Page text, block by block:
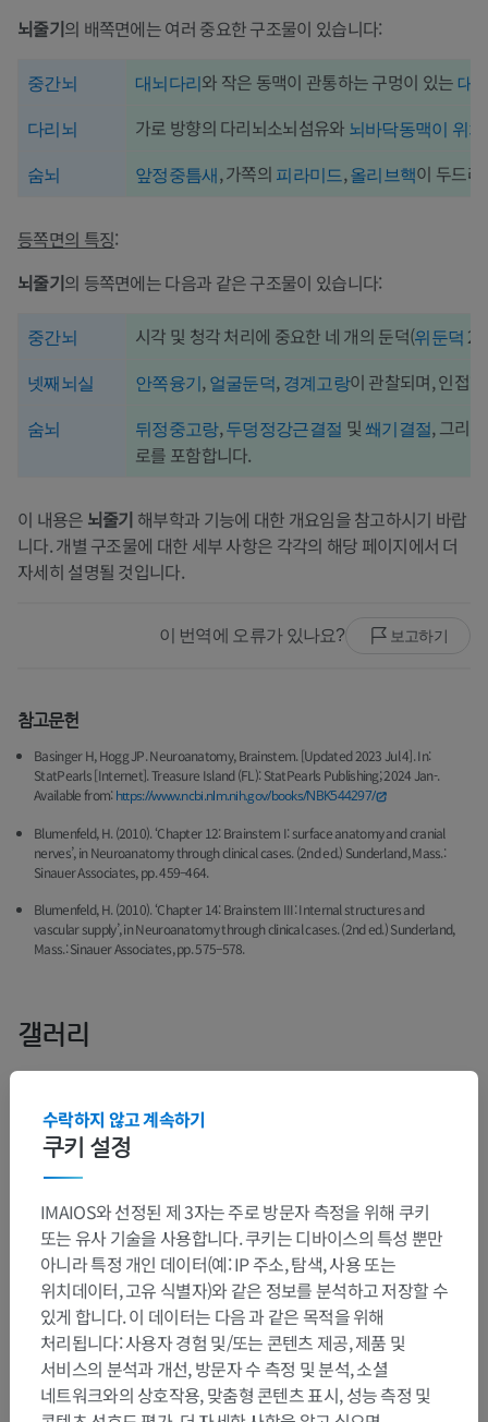
뇌줄기의 배쪽면에는 여러 중요한 구조물이 있습니다:
중간뇌 대뇌다리와 작은 동맥이 관통하는 구멍이 있는 대
다리뇌
가로 방향의 다리뇌소뇌섬유와 뇌바닥동맥이 위
숨뇌
앞정중틈새, 가쪽의 피라미드,올리브핵이 두드러
등쪽면의 특징:
뇌줄기의 등쪽면에는 다음과 같은 구조물이 있습니다:
중간뇌 시각 및 청각 처리에 중요한 네 개의 둔덕(위둔덕 2
넷째뇌실 안쪽융기,얼굴둔덕,경계고랑이 관찰되며, 인접
숨뇌 뒤정중고랑,두덩정강근결절 및쐐기결절, 그리
로를 포함합니다.
이 내용은 뇌줄기 해부학과 기능에 대한 개요임을 참고하시기 바랍
니다. 개별 구조물에 대한 세부 사항은 각각의 해당 페이지에서 더
자세히 설명될 것입니다.
이 번역에 오류가 있나요? 보고하기
참고문헌
Basinger H, Hogg JP. Neuroanatomy, Brainstem. [Updated 2023 Jul 4]. In:
StatPearls [Internet]. Treasure Island (FL): StatPearls Publishing; 2024 Jan-.
Available from:https://www.ncbi.nlm.nih.gov/books/NBK544297/
Blumenfeld, H. (2010). ‘Chapter 12: Brainstem I: surface anatomy and cranial
nerves’, in Neuroanatomy through clinical cases. (2nd ed.) Sunderland, Mass.:
Sinauer Associates, pp. 459–464.
Blumenfeld, H. (2010). ‘Chapter 14: Brainstem III: Internal structures and
vascular supply’, in Neuroanatomy through clinical cases. (2nd ed.) Sunderland,
Mass.: Sinauer Associates, pp. 575–578.
갤러리
쿠키 설정
수락하지 않고 계속하기
IMAIOS와 선정된 제 3자는 주로 방문자 측정을 위해 쿠키
또는 유사 기술을 사용합니다. 쿠키는 디바이스의 특성 뿐만
아니라 특정 개인 데이터(예: IP 주소, 탐색, 사용 또는
위치데이터, 고유 식별자)와 같은 정보를 분석하고 저장할 수
있게 합니다. 이 데이터는 다음 과 같은 목적을 위해
처리됩니다: 사용자 경험 및/또는 콘텐츠 제공, 제품 및
서비스의 분석과 개선, 방문자 수 측정 및 분석, 소셜
네트워크와의 상호작용, 맞춤형 콘텐츠 표시, 성능 측정 및